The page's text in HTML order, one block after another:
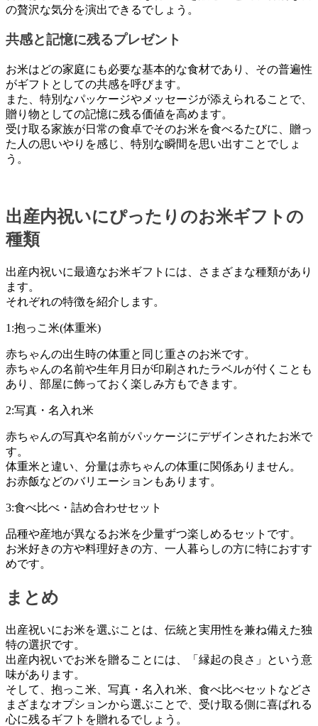
の贅沢な気分を演出できるでしょう。
共感と記憶に残るプレゼント
お米はどの家庭にも必要な基本的な食材であり、その普遍性
がギフトとしての共感を呼びます。
また、特別なパッケージやメッセージが添えられることで、
贈り物としての記憶に残る価値を高めます。
受け取る家族が日常の食卓でそのお米を食べるたびに、贈っ
た人の思いやりを感じ、特別な瞬間を思い出すことでしょ
う。
出産内祝いにぴったりのお米ギフトの
種類
出産内祝いに最適なお米ギフトには、さまざまな種類があり
ます。
それぞれの特徴を紹介します。
1:抱っこ米(体重米)
赤ちゃんの出生時の体重と同じ重さのお米です。
赤ちゃんの名前や生年月日が印刷されたラベルが付くことも
あり、部屋に飾っておく楽しみ方もできます。
2:写真・名入れ米
赤ちゃんの写真や名前がパッケージにデザインされたお米で
す。
体重米と違い、分量は赤ちゃんの体重に関係ありません。
お赤飯などのバリエーションもあります。
3:食べ比べ・詰め合わせセット
品種や産地が異なるお米を少量ずつ楽しめるセットです。
お米好きの方や料理好きの方、一人暮らしの方に特におすす
めです。
まとめ
出産祝いにお米を選ぶことは、伝統と実用性を兼ね備えた独
特の選択です。
出産内祝いでお米を贈ることには、「縁起の良さ」という意
味があります。
そして、抱っこ米、写真・名入れ米、食べ比べセットなどさ
まざまなオプションから選ぶことで、受け取る側に喜ばれる
心に残るギフトを贈れるでしょう。